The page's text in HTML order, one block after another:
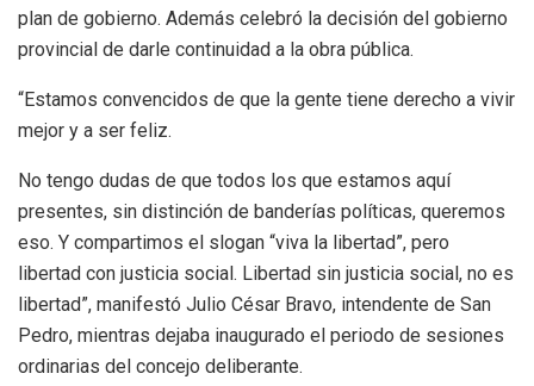
plan de gobierno. Además celebró la decisión del gobierno
provincial de darle continuidad a la obra pública.
“Estamos convencidos de que la gente tiene derecho a vivir
mejor y a ser feliz.
No tengo dudas de que todos los que estamos aquí
presentes, sin distinción de banderías políticas, queremos
eso. Y compartimos el slogan “viva la libertad”, pero
libertad con justicia social. Libertad sin justicia social, no es
libertad”, manifestó Julio César Bravo, intendente de San
Pedro, mientras dejaba inaugurado el periodo de sesiones
ordinarias del concejo deliberante.